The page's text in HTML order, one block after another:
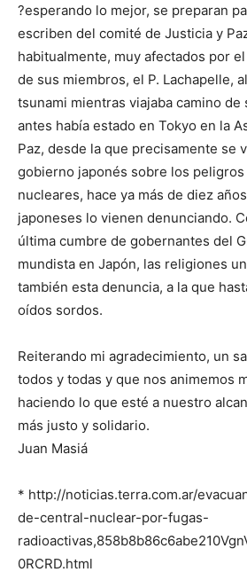
?esperando lo mejor, se preparan
escriben del comité de Justicia y
habitualmente, muy afectados por
de sus miembros, el P. Lachapelle,
tsunami mientras viajaba camino de
antes había estado en Tokyo en la
Paz, desde la que precisamente se
gobierno japonés sobre los
nucleares, hace ya más de diez
japoneses lo vienen denunciando.
última cumbre de gobernantes del
mundista en Japón, las religiones
también esta denuncia, a la que
oídos sordos.
Reiterando mi agradecimiento, un
todos y todas y que nos animemos
haciendo lo que esté a nuestro
más justo y solidario.
Juan Masiá
* http://noticias.terra.com.ar/
de-central-nuclear-por-fugas-
0RCRD.html